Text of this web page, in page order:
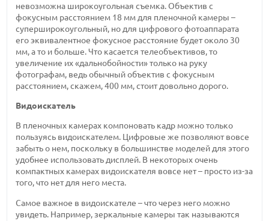
невозможна широкоугольная съемка. Объектив с
фокусным расстоянием 18 мм для пленочной камеры –
суперширокоугольный, но для цифрового фотоаппарата
его эквивалентное фокусное расстояние будет около 30
мм, а то и больше. Что касается телеобъективов, то
увеличение их «дальнобойности» только на руку
фотографам, ведь обычный объектив с фокусным
расстоянием, скажем, 400 мм, стоит довольно дорого.
Видоискатель
В пленочных камерах компоновать кадр можно только
пользуясь видоискателем. Цифровые же позволяют вовсе
забыть о нем, поскольку в большинстве моделей для этого
удобнее использовать дисплей. В некоторых очень
компактных камерах видоискателя вовсе нет – просто из-за
того, что нет для него места.
Самое важное в видоискателе – что через него можно
увидеть. Например, зеркальные камеры так называются